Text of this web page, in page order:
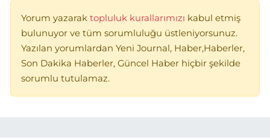
Yorum yazarak topluluk kurallarımızı kabul etmiş
bulunuyor ve tüm sorumluluğu üstleniyorsunuz.
Yazılan yorumlardan Yeni Journal, Haber,Haberler,
Son Dakika Haberler, Güncel Haber hiçbir şekilde
sorumlu tutulamaz.